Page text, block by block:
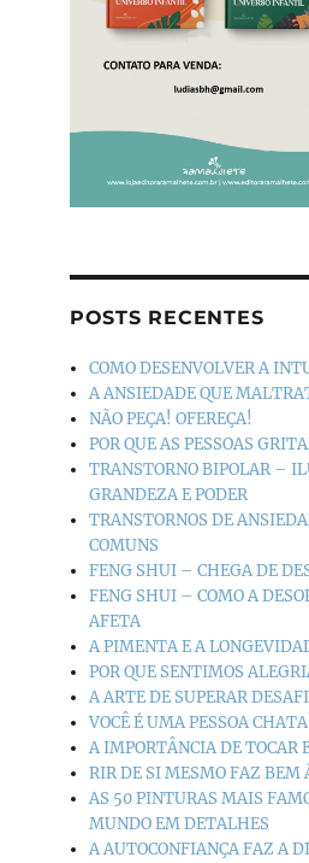
POSTS RECENTES
COMO DESENVOLVER A
A ANSIEDADE QUE
NÃO PEÇA! OFEREÇA!
POR QUE AS PESSOAS
TRANSTORNO BIPOLAR –
GRANDEZA E PODER
TRANSTORNOS DE
COMUNS
FENG SHUI – CHEGA DE
FENG SHUI – COMO A
AFETA
A PIMENTA E A
POR QUE SENTIMOS
A ARTE DE SUPERAR
VOCÊ É UMA PESSOA
A IMPORTÂNCIA DE TOCAR
RIR DE SI MESMO FAZ BEM
AS 50 PINTURAS MAIS
MUNDO EM DETALHES
A AUTOCONFIANÇA FAZ A